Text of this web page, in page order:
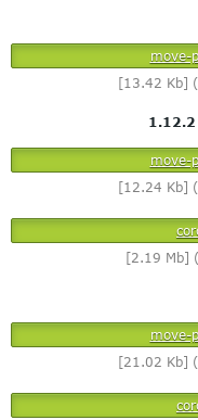
move-
[13.42 Kb]
1.12.2
move-
[12.24 Kb]
[2.19 Mb]
move-
[21.02 Kb]